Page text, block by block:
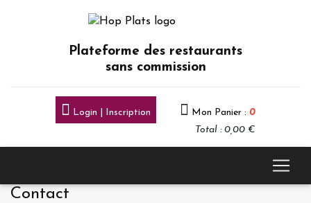
Plateforme des restaurants
sans commission
Login | Inscription Mon Panier : 0
Total : 0,00 €
Contact